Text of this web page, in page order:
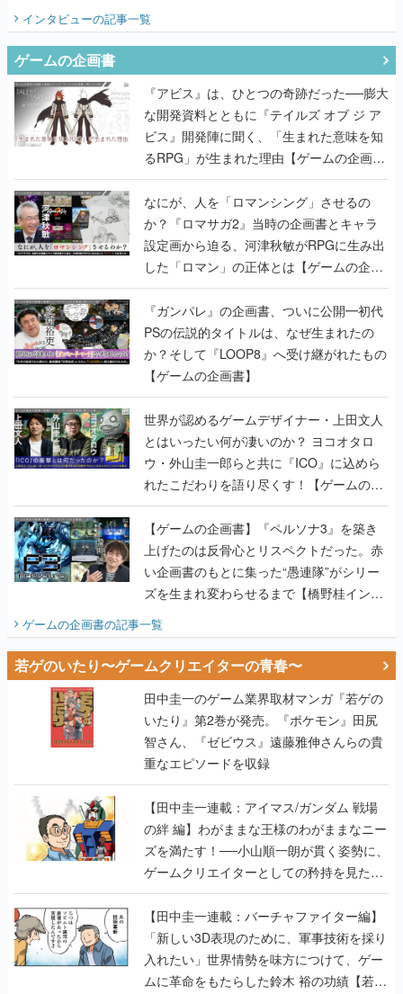
インタビューの記事一覧
ゲームの企画書
『アビス』は、ひとつの奇跡だった──膨大
な開発資料とともに『テイルズ オブ ジ ア
ビス』開発陣に聞く、「生まれた意味を知
るRPG」が生まれた理由【ゲームの企画
書】
なにが、人を「ロマンシング」させるの
か？『ロマサガ2』当時の企画書とキャラ
設定画から迫る、河津秋敏がRPGに生み出
した「ロマン」の正体とは【ゲームの企画
書】
『ガンパレ』の企画書、ついに公開━初代
PSの伝説的タイトルは、なぜ生まれたの
か？そして『LOOP8』へ受け継がれたもの
【ゲームの企画書】
世界が認めるゲームデザイナー・上田文人
とはいったい何が凄いのか？ ヨコオタロ
ウ・外山圭一郎らと共に『ICO』に込めら
れたこだわりを語り尽くす！【ゲームの企
画書】
【ゲームの企画書】『ペルソナ3』を築き
上げたのは反骨心とリスペクトだった。赤
い企画書のもとに集った“愚連隊”がシリー
ズを生まれ変わらせるまで【橋野桂インタ
ゲームの企画書の記事一覧
若ゲのいたり〜ゲームクリエイターの青春〜
田中圭一のゲーム業界取材マンガ『若ゲの
いたり』第2巻が発売。『ポケモン』田尻
智さん、『ゼビウス』遠藤雅伸さんらの貴
重なエピソードを収録
【田中圭一連載：アイマス/ガンダム 戦場
の絆 編】わがままな王様のわがままなニー
ズを満たす！──小山順一朗が貫く姿勢に、
ゲームクリエイターとしての矜持を見た
【若ゲのいたり最終回】
【田中圭一連載：バーチャファイター編】
「新しい3D表現のために、軍事技術を採り
入れたい」世界情勢を味方につけて、ゲー
ムに革命をもたらした鈴木 裕の功績【若ゲ